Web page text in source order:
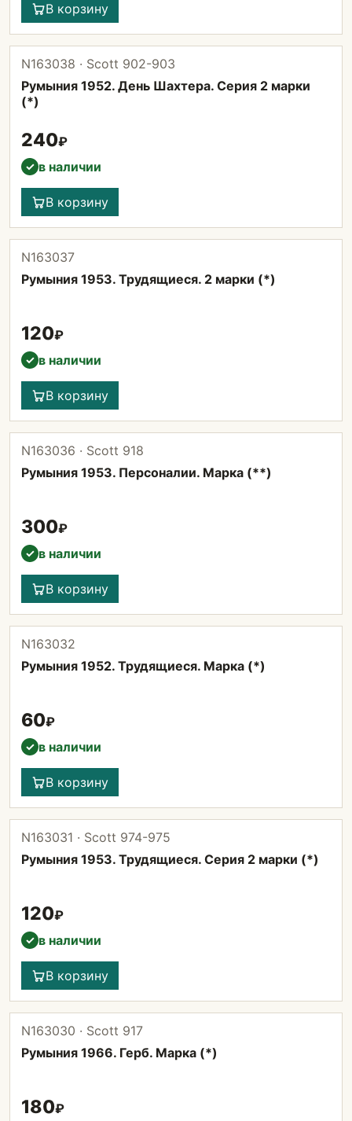
В корзину
N163038 · Scott 902-903
Румыния 1952. День Шахтера. Серия 2 марки
(*)
240₽
✓ в наличии
В корзину
N163037
Румыния 1953. Трудящиеся. 2 марки (*)
120₽
✓ в наличии
В корзину
N163036 · Scott 918
Румыния 1953. Персоналии. Марка (**)
300₽
✓ в наличии
В корзину
N163032
Румыния 1952. Трудящиеся. Марка (*)
60₽
✓ в наличии
В корзину
N163031 · Scott 974-975
Румыния 1953. Трудящиеся. Серия 2 марки (*)
120₽
✓ в наличии
В корзину
N163030 · Scott 917
Румыния 1966. Герб. Марка (*)
180₽